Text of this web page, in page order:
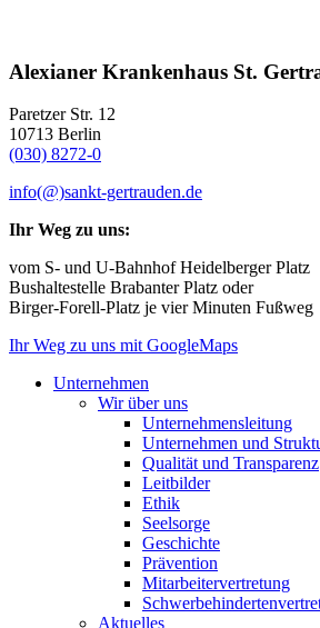
Alexianer Krankenhaus St.
Paretzer Str. 12
10713 Berlin
(030) 8272-0
info(@)sankt-gertrauden.de
Ihr Weg zu uns:
vom S- und U-Bahnhof Heidelberger Platz
Bushaltestelle Brabanter Platz oder
Birger-Forell-Platz je vier Minuten Fußweg
Ihr Weg zu uns mit GoogleMaps
Unternehmen
Wir über uns
Unternehmensleitung
Unternehmen und
Qualität und Transparenz
Leitbilder
Ethik
Seelsorge
Geschichte
Prävention
Mitarbeitervertretung
Aktuelles